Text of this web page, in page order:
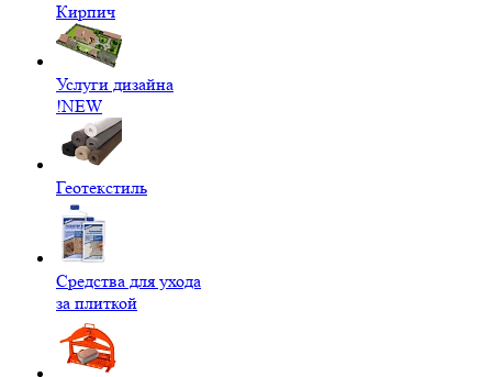
Кирпич
Услуги дизайна
!NEW
Геотекстиль
Средства для ухода
за плиткой